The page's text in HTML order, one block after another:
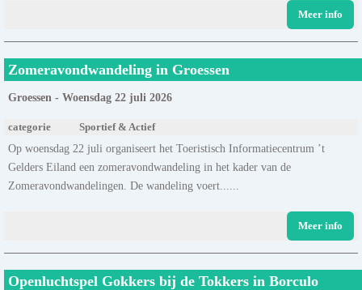
Meer info
Zomeravondwandeling in Groessen
Groessen - Woensdag 22 juli 2026
categorie Sportief & Actief
Op woensdag 22 juli organiseert het Toeristisch Informatiecentrum ’t
Gelders Eiland een zomeravondwandeling in het kader van de
Zomeravondwandelingen. De wandeling voert......
Meer info
Openluchtspel Gokkers bij de Tokkers in Borculo